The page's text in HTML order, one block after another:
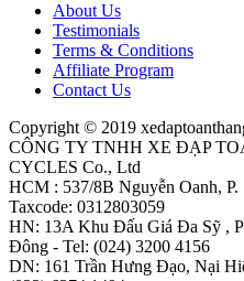
About Us
Testimonials
Terms & Conditions
Affiliate Program
Contact Us
Copyright © 2019
CÔNG TY TNHH XE ĐẠP
CYCLES Co., Ltd
HCM : 537/8B Nguyễn Oanh,
Taxcode: 0312803059
HN: 13A Khu Đấu Giá Đa Sỹ ,
Đông - Tel: (024) 3200 4156
DN: 161 Trần Hưng Đạo, Nại